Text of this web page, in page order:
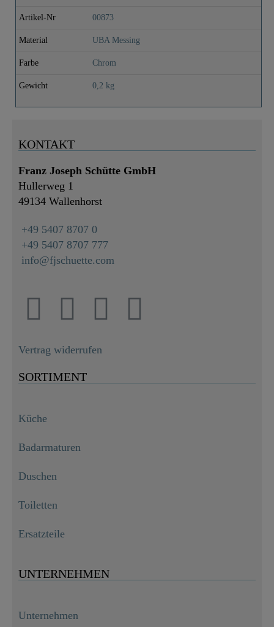
Artikel-Nr 00873
Material UBA Messing
Farbe Chrom
Gewicht 0,2 kg
KONTAKT
Franz Joseph Schütte GmbH
Hullerweg 1
49134 Wallenhorst
+49 5407 8707 0
+49 5407 8707 777
info@fjschuette.com
Vertrag widerrufen
SORTIMENT
Küche
Badarmaturen
Duschen
Toiletten
Ersatzteile
UNTERNEHMEN
Unternehmen